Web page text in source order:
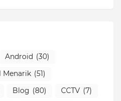
Android (30)
Menarik (51)
Blog (80) CCTV (7)